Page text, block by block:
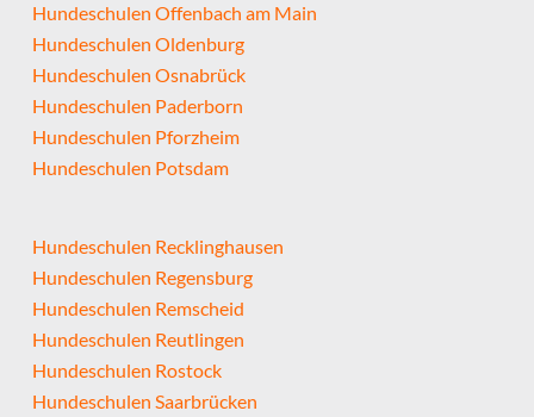
Hundeschulen Offenbach am Main
Hundeschulen Oldenburg
Hundeschulen Osnabrück
Hundeschulen Paderborn
Hundeschulen Pforzheim
Hundeschulen Potsdam
Hundeschulen Recklinghausen
Hundeschulen Regensburg
Hundeschulen Remscheid
Hundeschulen Reutlingen
Hundeschulen Rostock
Hundeschulen Saarbrücken